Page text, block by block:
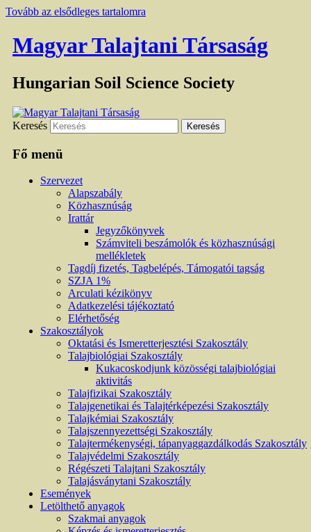
Tovább az elsődleges tartalomra
Magyar Talajtani Társaság
Hungarian Soil Science Society
Keresés
Fő menü
Szervezet
Alapszabály
Közhasznúság
Irattár
Jegyzőkönyvek
Számviteli beszámolók és közhasznúsági
mellékletek
Tagdíj fizetés, Tagbelépés, Támogatói tagság
SZJA 1%
Arculati kézikönyv
Adatkezelési tájékoztató
Elérhetőség
Szakosztályok
Oktatási és Ismeretterjesztési Szakosztály
Talajbiológiai Szakosztály
Kukacoskodjunk közösségi talajbiológiai
aktivitás
Talajfizikai Szakosztály
Talajgenetikai és Talajtérképezési Szakosztály
Talajkémiai Szakosztály
Talajszennyezettségi Szakosztály
Talajtermékenységi, tápanyaggazdálkodás Szakosztály
Talajvédelmi Szakosztály
Régészeti Talajtani Szakosztály
Talajásványtani Szakosztály
Események
Letölthető anyagok
Szakmai anyagok